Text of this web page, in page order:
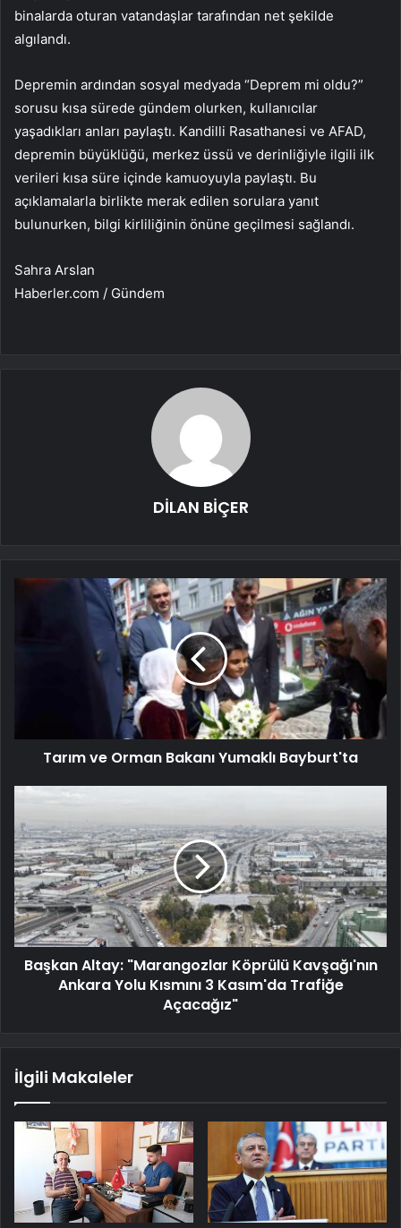
binalarda oturan vatandaşlar tarafından net şekilde
algılandı.
Depremin ardından sosyal medyada “Deprem mi oldu?”
sorusu kısa sürede gündem olurken, kullanıcılar
yaşadıkları anları paylaştı. Kandilli Rasathanesi ve AFAD,
depremin büyüklüğü, merkez üssü ve derinliğiyle ilgili ilk
verileri kısa süre içinde kamuoyuyla paylaştı. Bu
açıklamalarla birlikte merak edilen sorulara yanıt
bulunurken, bilgi kirliliğinin önüne geçilmesi sağlandı.
Sahra Arslan
Haberler.com / Gündem
DİLAN BİÇER
Tarım ve Orman Bakanı Yumaklı Bayburt'ta
Başkan Altay: "Marangozlar Köprülü Kavşağı'nın
Ankara Yolu Kısmını 3 Kasım'da Trafiğe
Açacağız"
İlgili Makaleler